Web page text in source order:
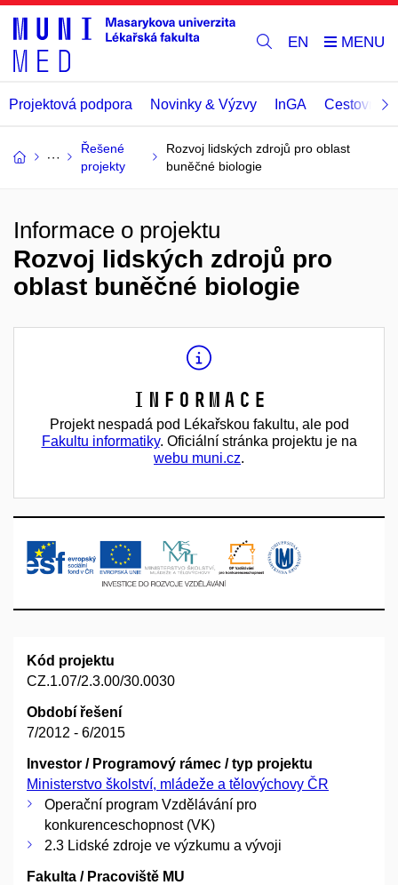
EN
Projektová podpora Novinky & Výzvy InGA Cestovní
Řešené
projekty
Rozvoj lidských zdrojů pro oblast
buněčné biologie
Informace o projektu
Rozvoj lidských zdrojů pro
oblast buněčné biologie
Informace
Projekt nespadá pod Lékařskou fakultu, ale pod
Fakultu informatiky. Oficiální stránka projektu je na
webu muni.cz.
Kód projektu
CZ.1.07/2.3.00/30.0030
Období řešení
7/2012 - 6/2015
Investor / Programový rámec / typ projektu
Ministerstvo školství, mládeže a tělovýchovy ČR
Operační program Vzdělávání pro
konkurenceschopnost (VK)
2.3 Lidské zdroje ve výzkumu a vývoji
Fakulta / Pracoviště MU